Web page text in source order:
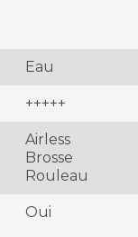
Eau
+++++
Airless
Brosse
Rouleau
Oui